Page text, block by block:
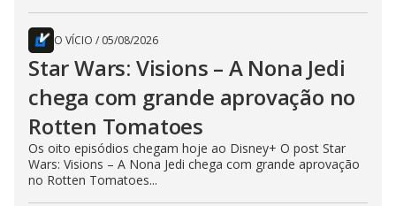
O VÍCIO / 05/08/2026
Star Wars: Visions – A Nona Jedi
chega com grande aprovação no
Rotten Tomatoes
Os oito episódios chegam hoje ao Disney+ O post Star
Wars: Visions – A Nona Jedi chega com grande aprovação
no Rotten Tomatoes...